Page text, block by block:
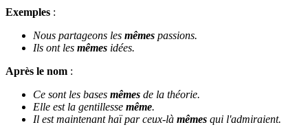
Exemples :
Nous partageons les mêmes passions.
Ils ont les mêmes idées.
Après le nom :
Ce sont les bases mêmes de la théorie.
Elle est la gentillesse même.
Il est maintenant haï par ceux-là mêmes qui l'admiraient.